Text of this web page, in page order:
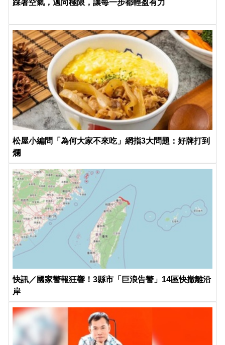
踩著空氣，邁向極限，讓每一步都輕盈有力
松屋小編問「為何大家不來吃」網指3大問題：好牌打到
爛
快訊／國家警報狂響！3縣市「巨浪告警」14區快撤離沿
岸